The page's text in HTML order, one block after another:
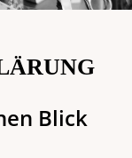
Blick